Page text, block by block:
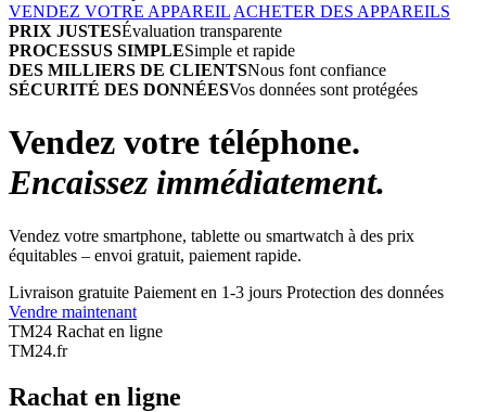
VENDEZ VOTRE APPAREIL ACHETER DES APPAREILS
PRIX JUSTESÉvaluation transparente
PROCESSUS SIMPLESimple et rapide
DES MILLIERS DE CLIENTSNous font confiance
SÉCURITÉ DES DONNÉESVos données sont protégées
Vendez votre téléphone.
Encaissez immédiatement.
Vendez votre smartphone, tablette ou smartwatch à des prix
équitables – envoi gratuit, paiement rapide.
Livraison gratuite Paiement en 1-3 jours Protection des données
Vendre maintenant
TM24 Rachat en ligne
TM24.fr
Rachat en ligne